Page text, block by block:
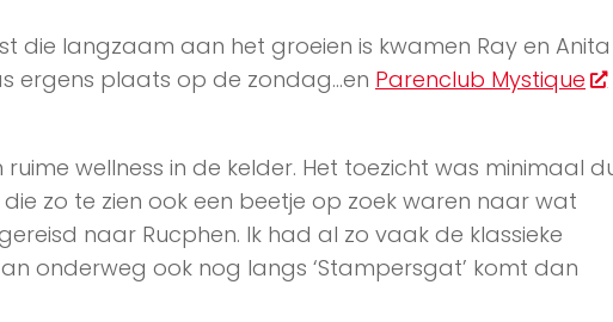
die langzaam aan het groeien is kwamen Ray en Anita
ergens plaats op de zondag…en Parenclub Mystique
wellness in de kelder. Het toezicht was minimaal
zo te zien ook een beetje op zoek waren naar wat
naar Rucphen. Ik had al zo vaak de klassieke
onderweg ook nog langs ‘Stampersgat’ komt dan